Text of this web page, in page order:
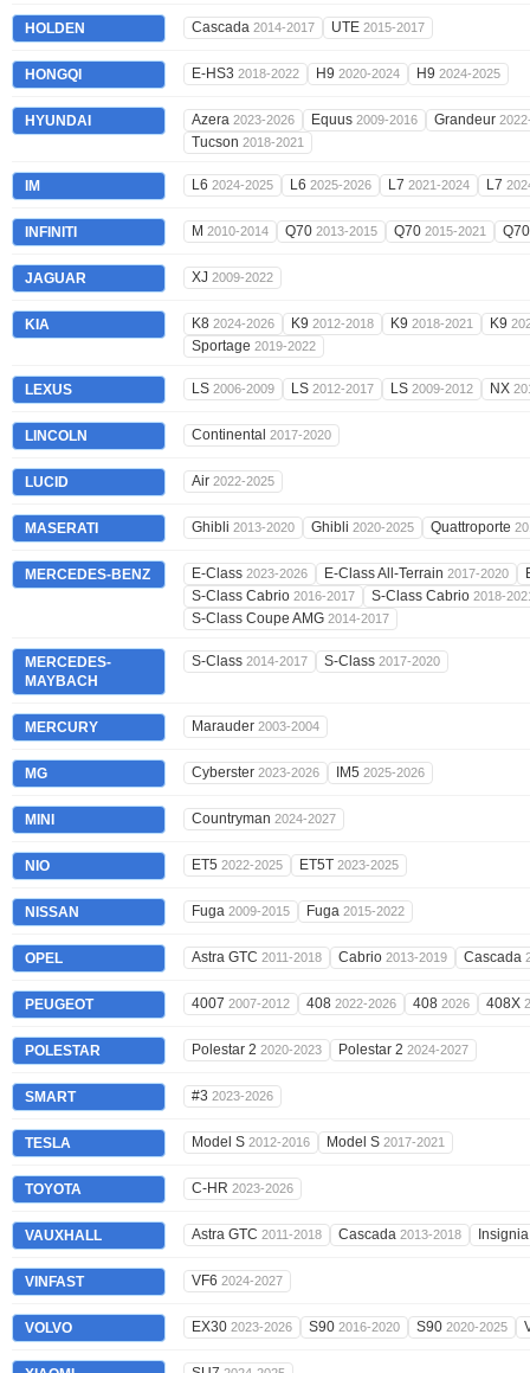
HOLDEN Cascada 2014-2017 UTE 2015-2017
HONGQI E-HS3 2018-2022 H9 2020-2024 H9 2024-2025
HYUNDAI Azera 2023-2026 Equus 2009-2016 Grandeur
Tucson 2018-2021
IM L6 2024-2025 L6 2025-2026 L7 2021-2024 L7
INFINITI M 2010-2014 Q70 2013-2015 Q70 2015-2021
JAGUAR XJ 2009-2022
KIA K8 2024-2026 K9 2012-2018 K9 2018-2021 K9
Sportage 2019-2022
LEXUS LS 2006-2009 LS 2012-2017 LS 2009-2012 NX
LINCOLN Continental 2017-2020
LUCID Air 2022-2025
MASERATI Ghibli 2013-2020 Ghibli 2020-2025 Quattroporte
MERCEDES-BENZ E-Class 2023-2026 E-Class All-Terrain 2017-2020
S-Class Cabrio 2016-2017 S-Class Cabrio 2018-
S-Class Coupe AMG 2014-2017
MERCEDES-
MAYBACH
S-Class 2014-2017 S-Class 2017-2020
MERCURY Marauder 2003-2004
MG Cyberster 2023-2026 IM5 2025-2026
MINI Countryman 2024-2027
NIO ET5 2022-2025 ET5T 2023-2025
NISSAN Fuga 2009-2015 Fuga 2015-2022
OPEL Astra GTC 2011-2018 Cabrio 2013-2019 Cascada
PEUGEOT 4007 2007-2012 408 2022-2026 408 2026 408X
POLESTAR Polestar 2 2020-2023 Polestar 2 2024-2027
SMART #3 2023-2026
TESLA Model S 2012-2016 Model S 2017-2021
TOYOTA C-HR 2023-2026
VAUXHALL Astra GTC 2011-2018 Cascada 2013-2018
VINFAST VF6 2024-2027
VOLVO EX30 2023-2026 S90 2016-2020 S90 2020-2025